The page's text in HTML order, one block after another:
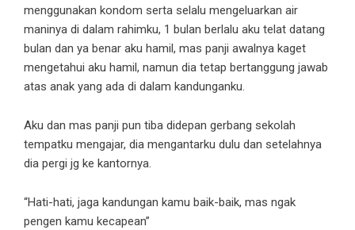
menggunakan kondom serta selalu mengeluarkan air
maninya di dalam rahimku, 1 bulan berlalu aku telat datang
bulan dan ya benar aku hamil, mas panji awalnya kaget
mengetahui aku hamil, namun dia tetap bertanggung jawab
atas anak yang ada di dalam kandunganku.
Aku dan mas panji pun tiba didepan gerbang sekolah
tempatku mengajar, dia mengantarku dulu dan setelahnya
dia pergi jg ke kantornya.
“Hati-hati, jaga kandungan kamu baik-baik, mas ngak
pengen kamu kecapean”